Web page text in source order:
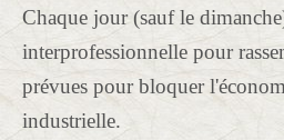
Chaque jour (sauf le
interprofessionnelle pour
prévues pour bloquer
industrielle.